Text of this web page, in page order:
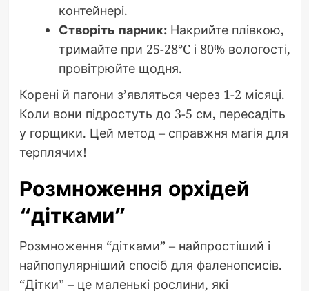
контейнері.
Створіть парник:Накрийте плівкою,
тримайте при 25-28°C і 80% вологості,
провітрюйте щодня.
Корені й пагони з’являться через 1-2 місяці.
Коли вони підростуть до 3-5 см, пересадіть
у горщики. Цей метод – справжня магія для
терплячих!
Розмноження орхідей
“дітками”
Розмноження “дітками” – найпростіший і
найпопулярніший спосіб для фаленопсисів.
“Дітки” – це маленькі рослини, які